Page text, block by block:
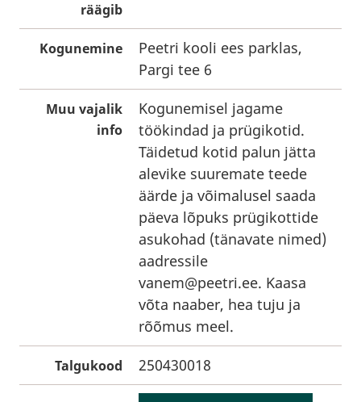
räägib
Kogunemine
Peetri kooli ees parklas,
Pargi tee 6
Muu vajalik
info
Kogunemisel jagame
töökindad ja prügikotid.
Täidetud kotid palun jätta
alevike suuremate teede
äärde ja võimalusel saada
päeva lõpuks prügikottide
asukohad (tänavate nimed)
aadressile
vanem@peetri.ee. Kaasa
võta naaber, hea tuju ja
rõõmus meel.
Talgukood 250430018